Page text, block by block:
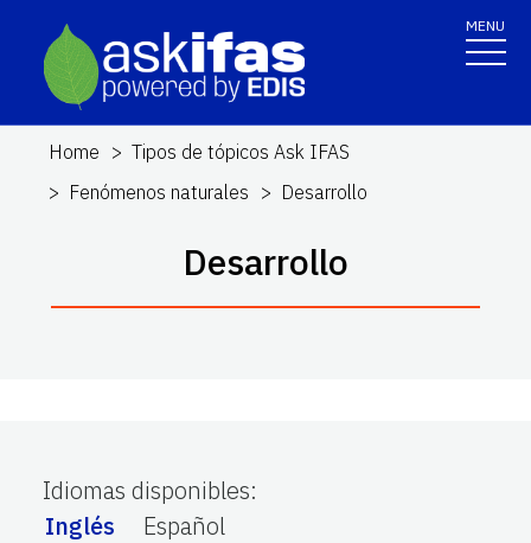
MENU
Home
Tipos de tópicos Ask IFAS
Fenómenos naturales
Desarrollo
Desarrollo
Idiomas disponibles:
Inglés
Español